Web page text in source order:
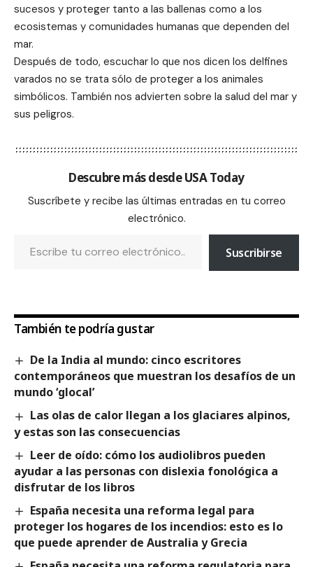
sucesos y proteger tanto a las ballenas como a los
ecosistemas y comunidades humanas que dependen del
mar.
Después de todo, escuchar lo que nos dicen los delfines
varados no se trata sólo de proteger a los animales
simbólicos. También nos advierten sobre la salud del mar y
sus peligros.
Descubre más desde USA Today
Suscríbete y recibe las últimas entradas en tu correo
electrónico.
Suscribirse
También te podría gustar
De la India al mundo: cinco escritores
contemporáneos que muestran los desafíos de un
mundo ‘glocal’
Las olas de calor llegan a los glaciares alpinos,
y estas son las consecuencias
Leer de oído: cómo los audiolibros pueden
ayudar a las personas con dislexia fonológica a
disfrutar de los libros
España necesita una reforma legal para
proteger los hogares de los incendios: esto es lo
que puede aprender de Australia y Grecia